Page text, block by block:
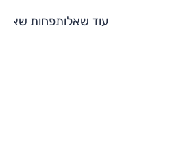
עוד שאלותפחות שאלות